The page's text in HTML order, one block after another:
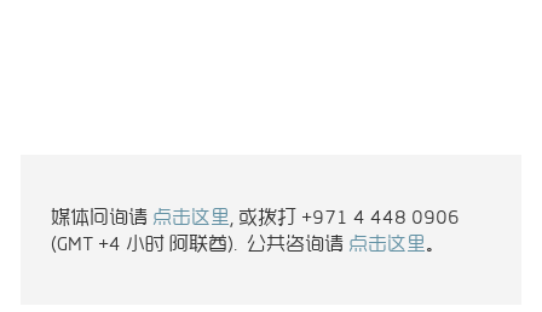
媒体问询请 点击这里
, 或拨打 +971 4 448 0906
(GMT +4 小时 阿联酋). 公共咨询请 点击这里